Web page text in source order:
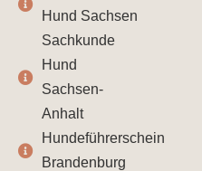
Hund Sachsen
Sachkunde
Hund
Sachsen-
Anhalt
Hundeführerschein
Brandenburg